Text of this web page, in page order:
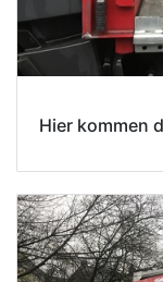
Hier kommen